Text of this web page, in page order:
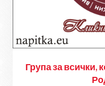
Група за всички,